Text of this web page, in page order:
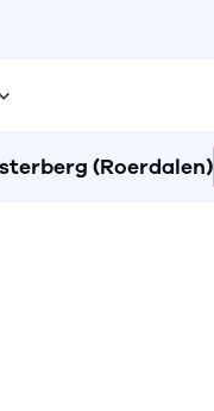
(Roerdalen)